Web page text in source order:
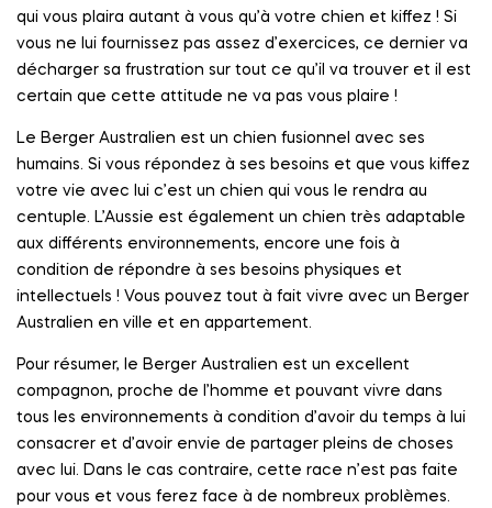
qui vous plaira autant à vous qu’à votre chien et kiffez ! Si
vous ne lui fournissez pas assez d’exercices, ce dernier va
décharger sa frustration sur tout ce qu’il va trouver et il est
certain que cette attitude ne va pas vous plaire !
Le Berger Australien est un chien fusionnel avec ses
humains. Si vous répondez à ses besoins et que vous kiffez
votre vie avec lui c’est un chien qui vous le rendra au
centuple. L’Aussie est également un chien très adaptable
aux différents environnements, encore une fois à
condition de répondre à ses besoins physiques et
intellectuels ! Vous pouvez tout à fait vivre avec un Berger
Australien en ville et en appartement.
Pour résumer, le Berger Australien est un excellent
compagnon, proche de l’homme et pouvant vivre dans
tous les environnements à condition d’avoir du temps à lui
consacrer et d’avoir envie de partager pleins de choses
avec lui. Dans le cas contraire, cette race n’est pas faite
pour vous et vous ferez face à de nombreux problèmes.